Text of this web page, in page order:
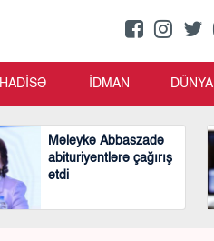
HADİSƏ İDMAN DÜNYA
Məleykə Abbaszadə
abituriyentlərə çağırış
etdi